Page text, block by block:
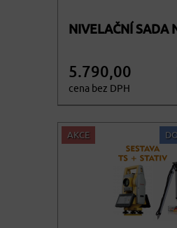
NIVELAČNÍ SADA
5.790,00
cena bez DPH
AKCE